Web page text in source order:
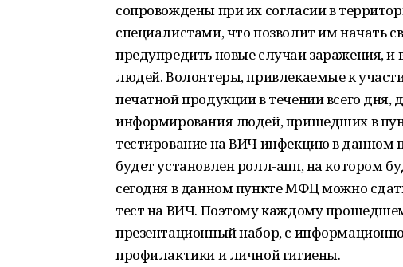
сопровождены при их согласии в
специалистами, что позволит им начать
предупредить новые случаи заражения, и
людей. Волонтеры, привлекаемые к
печатной продукции в течении всего
информирования людей, пришедших в
тестирование на ВИЧ инфекцию в данном
будет установлен ролл-апп, на котором
сегодня в данном пункте МФЦ можно
тест на ВИЧ. Поэтому каждому
презентационный набор, с
профилактики и личной гигиены.